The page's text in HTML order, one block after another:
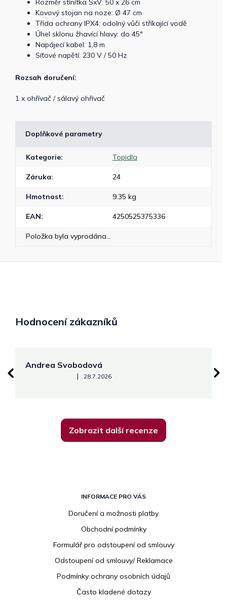
Rozměr stínítka ŠxV: 50 x 26 cm
Kovový stojan na noze: Ø 47 cm
Třída ochrany IPX4: odolný vůči stříkající vodě
Úhel sklonu žhavící hlavy: do 45°
Napájecí kabel: 1,8 m
Síťové napětí: 230 V / 50 Hz
Rozsah doručení:
1 x ohřívač / sálavý ohřívač
Doplňkové parametry
Kategorie: Topidla
Záruka: 24
Hmotnost: 9.35 kg
EAN: 4250525375336
Položka byla vyprodána…
Hodnocení zákazníků
Andrea Svobodová
Hodnocení obchodu je 5 z 5 hvězdiček.
| 28.7.2026
Zobrazit další recenze
INFORMACE PRO VÁS
Doručení a možnosti platby
Obchodní podmínky
Formulář pro odstoupení od smlouvy
Odstoupení od smlouvy/ Reklamace
Podmínky ochrany osobních údajů
Často kladené dotazy